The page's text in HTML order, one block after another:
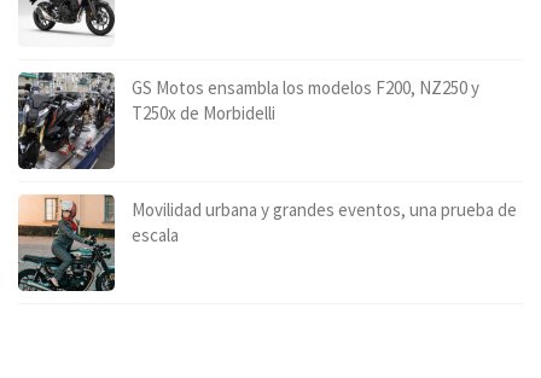
GS Motos ensambla los modelos F200, NZ250 y
T250x de Morbidelli
Movilidad urbana y grandes eventos, una prueba de
escala